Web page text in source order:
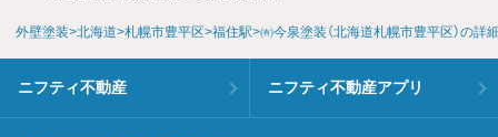
外壁塗装 北海道 札幌市豊平区 福住駅 ㈲今泉塗装（北海道札幌市豊平区）の詳
ニフティ不動産 ニフティ不動産アプリ